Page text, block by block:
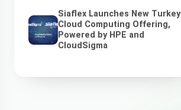
Siaflex Launches New Turkey
Cloud Computing Offering,
Powered by HPE and
CloudSigma